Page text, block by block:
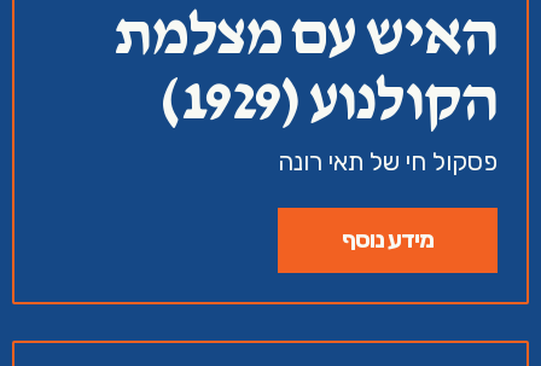
האיש עם מצלמת
הקולנוע (1929)
פסקול חי של תאי רונה
מידע נוסף